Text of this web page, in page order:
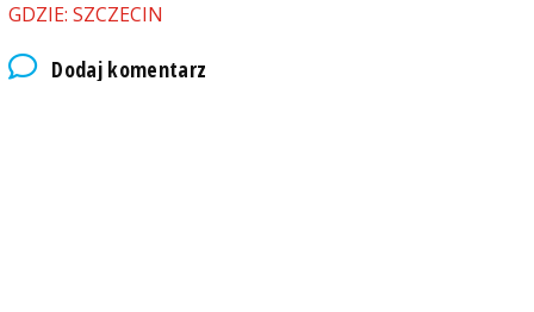
GDZIE: SZCZECIN
Dodaj komentarz